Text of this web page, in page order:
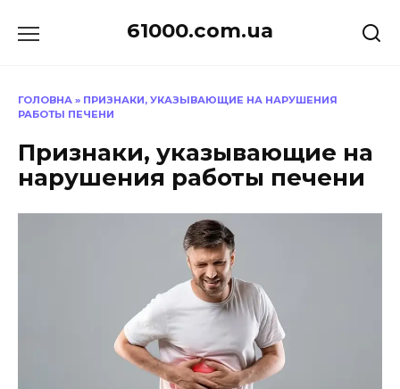
до
61000.com.ua
ГОЛОВНА » ПРИЗНАКИ, УКАЗЫВАЮЩИЕ НА НАРУШЕНИЯ
РАБОТЫ ПЕЧЕНИ
Признаки, указывающие на
нарушения работы печени